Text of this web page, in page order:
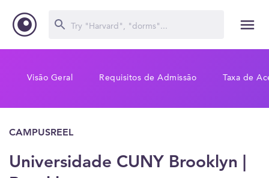
Visão Geral Requisitos de Admissão Taxa de
CAMPUSREEL
Universidade CUNY Brooklyn |